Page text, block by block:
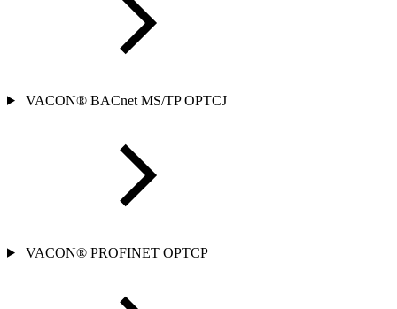
VACON® BACnet MS/TP OPTCJ
VACON® PROFINET OPTCP